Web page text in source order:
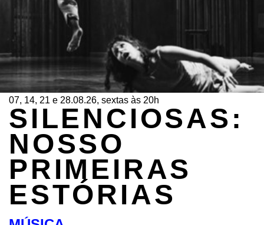
07, 14, 21 e 28.08.26, sextas às 20h
SILENCIOSAS:
NOSSO
PRIMEIRAS
ESTÓRIAS